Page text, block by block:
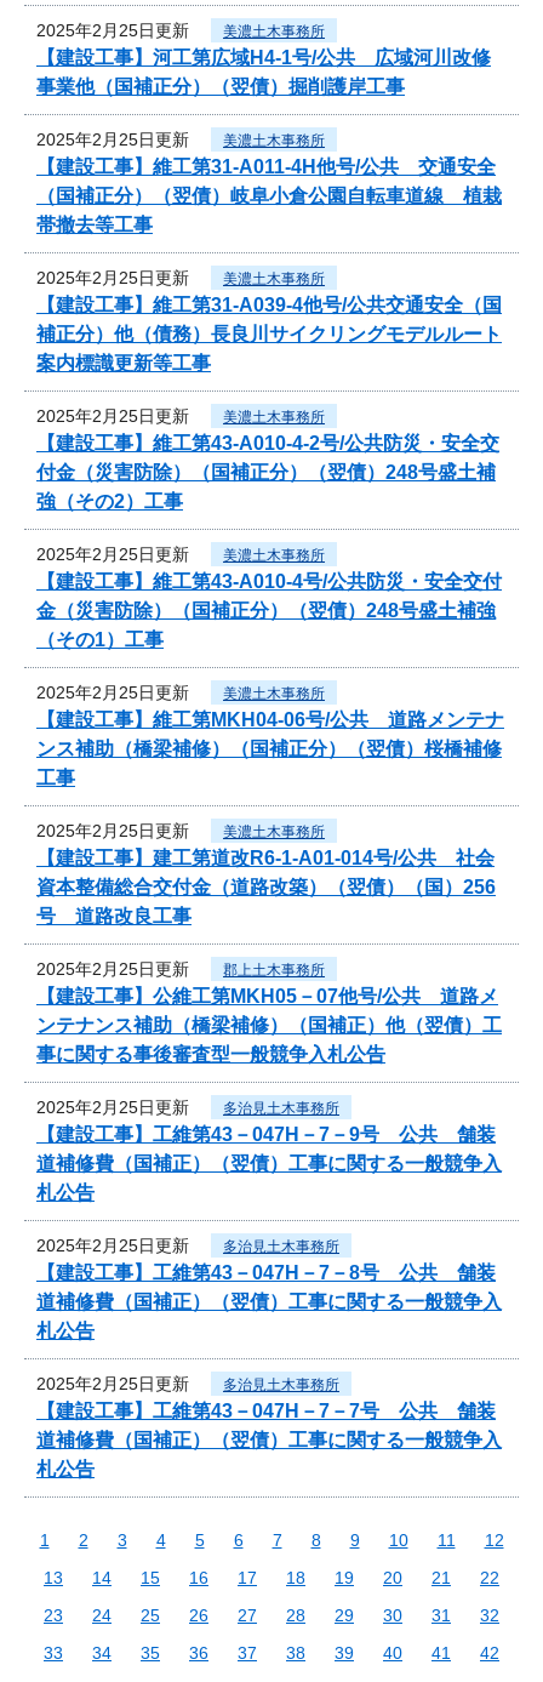
2025年2月25日更新 美濃土木事務所
【建設工事】河工第広域H4-1号/公共 広域河川改修
事業他（国補正分）（翌債）掘削護岸工事
2025年2月25日更新 美濃土木事務所
【建設工事】維工第31-A011-4H他号/公共 交通安全
（国補正分）（翌債）岐阜小倉公園自転車道線 植栽
帯撤去等工事
2025年2月25日更新 美濃土木事務所
【建設工事】維工第31-A039-4他号/公共交通安全（国
補正分）他（債務）長良川サイクリングモデルルート
案内標識更新等工事
2025年2月25日更新 美濃土木事務所
【建設工事】維工第43-A010-4-2号/公共防災・安全交
付金（災害防除）（国補正分）（翌債）248号盛土補
強（その2）工事
2025年2月25日更新 美濃土木事務所
【建設工事】維工第43-A010-4号/公共防災・安全交付
金（災害防除）（国補正分）（翌債）248号盛土補強
（その1）工事
2025年2月25日更新 美濃土木事務所
【建設工事】維工第MKH04-06号/公共 道路メンテナ
ンス補助（橋梁補修）（国補正分）（翌債）桜橋補修
工事
2025年2月25日更新 美濃土木事務所
【建設工事】建工第道改R6-1-A01-014号/公共 社会
資本整備総合交付金（道路改築）（翌債）（国）256
号 道路改良工事
2025年2月25日更新 郡上土木事務所
【建設工事】公維工第MKH05－07他号/公共 道路メ
ンテナンス補助（橋梁補修）（国補正）他（翌債）工
事に関する事後審査型一般競争入札公告
2025年2月25日更新 多治見土木事務所
【建設工事】工維第43－047H－7－9号 公共 舗装
道補修費（国補正）（翌債）工事に関する一般競争入
札公告
2025年2月25日更新 多治見土木事務所
【建設工事】工維第43－047H－7－8号 公共 舗装
道補修費（国補正）（翌債）工事に関する一般競争入
札公告
2025年2月25日更新 多治見土木事務所
【建設工事】工維第43－047H－7－7号 公共 舗装
道補修費（国補正）（翌債）工事に関する一般競争入
札公告
1 2 3 4 5 6 7 8 9 10 11
12
13
14 15 16 17 18 19 20 21
22
23
24 25 26 27 28 29 30 31
32
33
34 35 36 37 38 39 40 41
42